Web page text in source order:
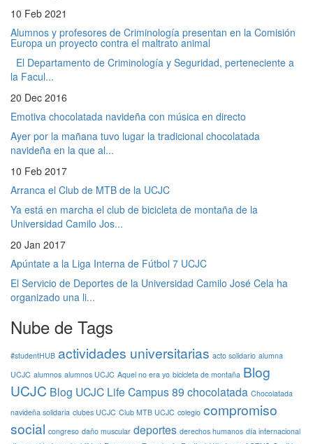
10 Feb 2021
Alumnos y profesores de Criminología presentan en la Comisión
Europa un proyecto contra el maltrato animal
El Departamento de Criminología y Seguridad, perteneciente a
la Facul...
20 Dec 2016
Emotiva chocolatada navideña con música en directo
Ayer por la mañana tuvo lugar la tradicional chocolatada
navideña en la que al...
10 Feb 2017
Arranca el Club de MTB de la UCJC
Ya está en marcha el club de bicicleta de montaña de la
Universidad Camilo Jos...
20 Jan 2017
Apúntate a la Liga Interna de Fútbol 7 UCJC
El Servicio de Deportes de la Universidad Camilo José Cela ha
organizado una li...
Nube de Tags
#studentHUB actividades universitarias acto solidario alumna
UCJC alumnos alumnos UCJC Aquel no era yo bicicleta de montaña Blog
UCJC Blog UCJC Life Campus 89 chocolatada Chocolatada
navideña solidaria clubes UCJC Club MTB UCJC colegio compromiso
social congreso daño muscular deportes derechos humanos día internacional